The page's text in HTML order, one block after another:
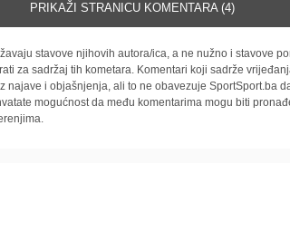
PRIKAŽI STRANICU KOMENTARA (4)
stavove njihovih autora/ica, a ne nužno i stavove
za sadržaj tih kometara. Komentari koji sadrže
najave i objašnjenja, ali to ne obavezuje SportSport.ba
mogućnost da među komentarima mogu biti